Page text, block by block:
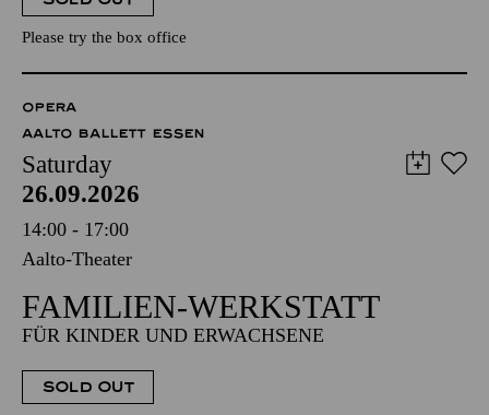
Please try the box office
OPERA
AALTO BALLETT ESSEN
Saturday
26.09.2026
14:00 - 17:00
Aalto-Theater
FAMILIEN-WERKSTATT
FÜR KINDER UND ERWACHSENE
SOLD OUT